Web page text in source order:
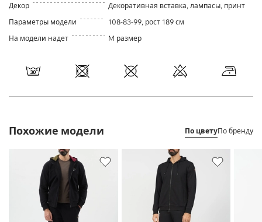
Декор
Декоративная вставка, лампасы, принт
Параметры модели
108-83-99, рост 189 см
На модели надет
M размер
Похожие модели По цветуПо бренду